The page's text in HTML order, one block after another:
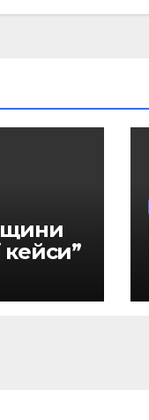
кейси”